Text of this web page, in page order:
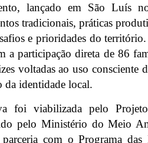
lançado em São Luís
tradicionais, práticas
e prioridades do
a participação direta de 86
voltadas ao uso consciente
da identidade local.
foi viabilizada pelo
pelo Ministério do Meio
com o Programa das